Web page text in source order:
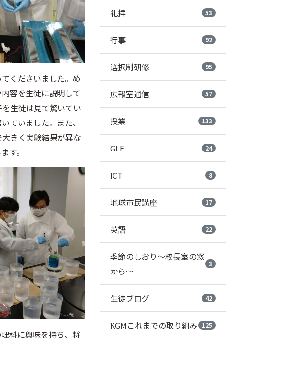
くださいました。め
容を生徒に説明して
生徒は見て驚いてい
ていました。また、
きく実験結果が異な
す。
科に興味を持ち、将
礼拝 53
行事 92
選択制研修 95
広報室通信 57
授業 133
GLE 24
ICT 8
地球市民講座 17
英語 22
季節のしおり～校長室の窓
から～
3
生徒ブログ 42
KGMこれまでの取り組み 125